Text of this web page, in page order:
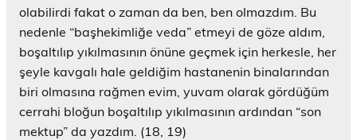
olabilirdi fakat o zaman da ben, ben olmazdım. Bu
nedenle “başhekimliğe veda” etmeyi de göze aldım,
boşaltılıp yıkılmasının önüne geçmek için herkesle, her
şeyle kavgalı hale geldiğim hastanenin binalarından
biri olmasına rağmen evim, yuvam olarak gördüğüm
cerrahi bloğun boşaltılıp yıkılmasının ardından “son
mektup” da yazdım. (18, 19)